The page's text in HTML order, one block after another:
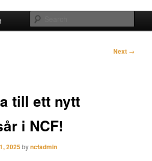
Färnäs Next →
till ett nytt
i NCF!
2025byncfadmin